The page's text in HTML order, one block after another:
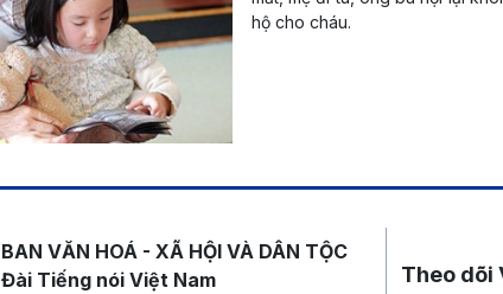
hộ cho cháu.
BAN VĂN HOÁ - XÃ HỘI VÀ DÂN TỘC
Đài Tiếng nói Việt Nam
Theo dõi